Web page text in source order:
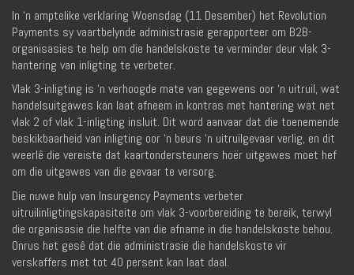
In ‘n amptelike verklaring Woensdag (11 Desember) het Revolution
Payments sy vaartbelynde administrasie gerapporteer om B2B-
organisasies te help om die handelskoste te verminder deur vlak 3-
hantering van inligting te verbeter.
Vlak 3-inligting is ‘n verhoogde mate van gegewens oor ‘n uitruil, wat
handelsuitgawes kan laat afneem in kontras met hantering wat net
vlak 2 of vlak 1-inligting insluit. Dit word aanvaar dat die toenemende
beskikbaarheid van inligting oor ‘n beurs ‘n uitruilgevaar verlig, en dit
weerlê die vereiste dat kaartondersteuners hoër uitgawes moet hef
om die uitgawes van die gevaar te versorg.
Die nuwe hulp van Insurgency Payments verbeter
uitruilinligtingskapasiteite om vlak 3-voorbereiding te bereik, terwyl
die organisasie die helfte van die afname in die handelskoste behou.
Onrus het gesê dat die administrasie die handelskoste vir
verskaffers met tot 40 persent kan laat daal.